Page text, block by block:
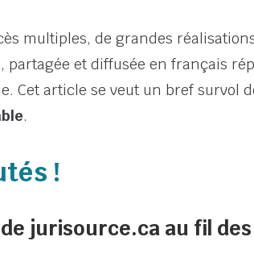
multiples, de grandes
partagée et diffusée en français
Cet article se veut un bref survol
.
!
jurisource.ca au fil